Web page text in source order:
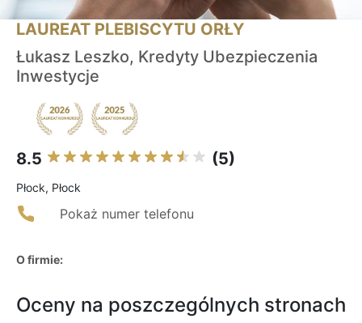
LAUREAT PLEBISCYTU ORŁY
Łukasz Leszko, Kredyty Ubezpieczenia
Inwestycje
8.5 (5)
Płock, Płock
Pokaż numer telefonu
O firmie:
Oceny na poszczególnych stronach